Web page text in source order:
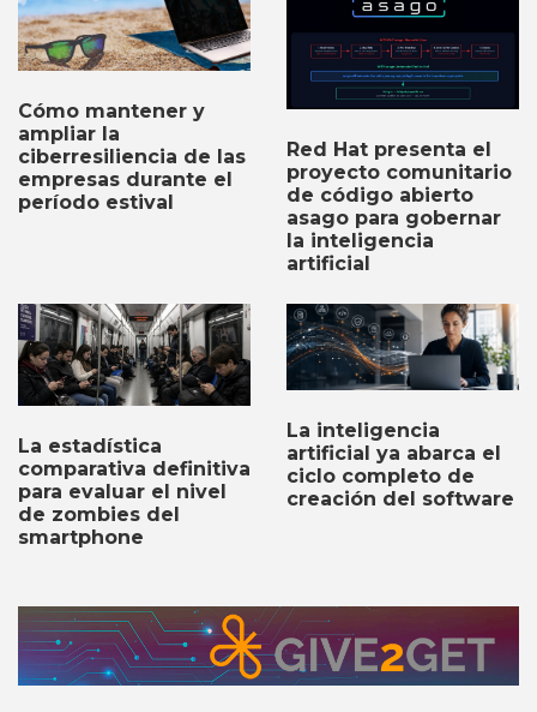
Cómo mantener y
ampliar la
ciberresiliencia de las
empresas durante el
período estival
Red Hat presenta el
proyecto comunitario
de código abierto
asago para gobernar
la inteligencia
artificial
La estadística
comparativa definitiva
para evaluar el nivel
de zombies del
smartphone
La inteligencia
artificial ya abarca el
ciclo completo de
creación del software